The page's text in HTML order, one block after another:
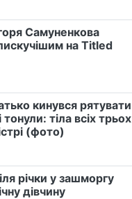
Самуненкова
на Titled
кинувся рятувати
тонули: тіла всіх трьох
(фото)
річки у зашморгу
дівчину